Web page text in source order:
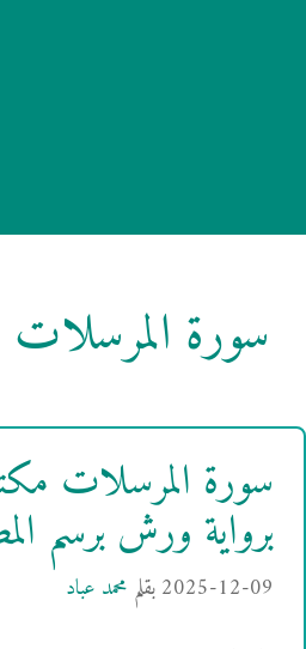
سورة المرسلات
سورة المرسلات
برواية ورش برسم
2025-12-09بقلم محمد عباد